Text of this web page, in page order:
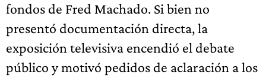
fondos de Fred Machado. Si bien no
presentó documentación directa, la
exposición televisiva encendió el debate
público y motivó pedidos de aclaración a los